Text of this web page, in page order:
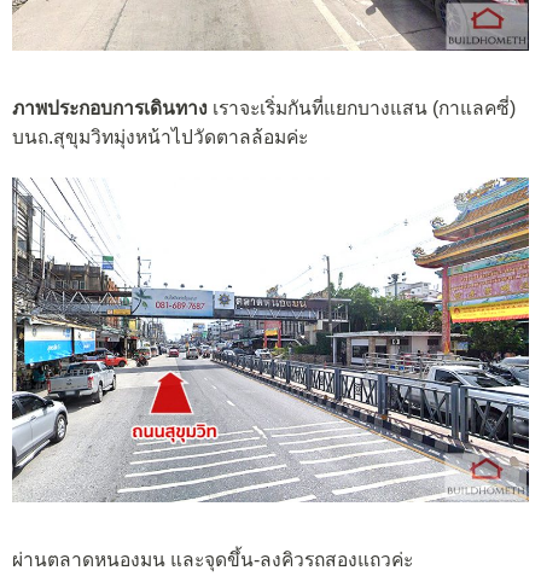
ภาพประกอบการเดินทาง เราจะเริ่มกันที่แยกบางแสน (กาแลคซี่)
บนถ.สุขุมวิทมุ่งหน้าไปวัดตาลล้อมค่ะ
ผ่านตลาดหนองมน และจุดขึ้น-ลงคิวรถสองแถวค่ะ